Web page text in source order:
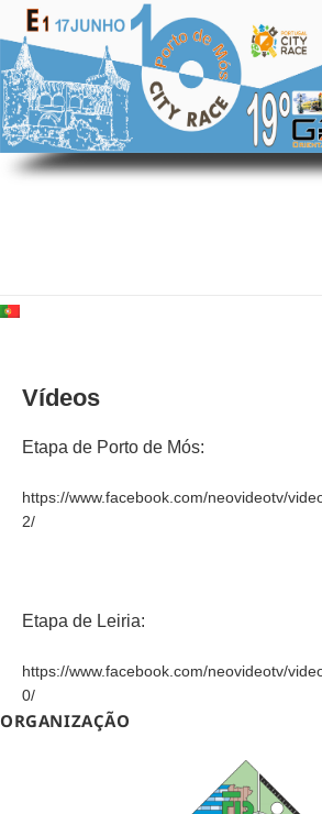
Vídeos
Etapa de Porto de Mós:
https://www.facebook.com/neovideotv/
2/
Etapa de Leiria:
https://www.facebook.com/neovideotv/
0/
ORGANIZAÇÃO